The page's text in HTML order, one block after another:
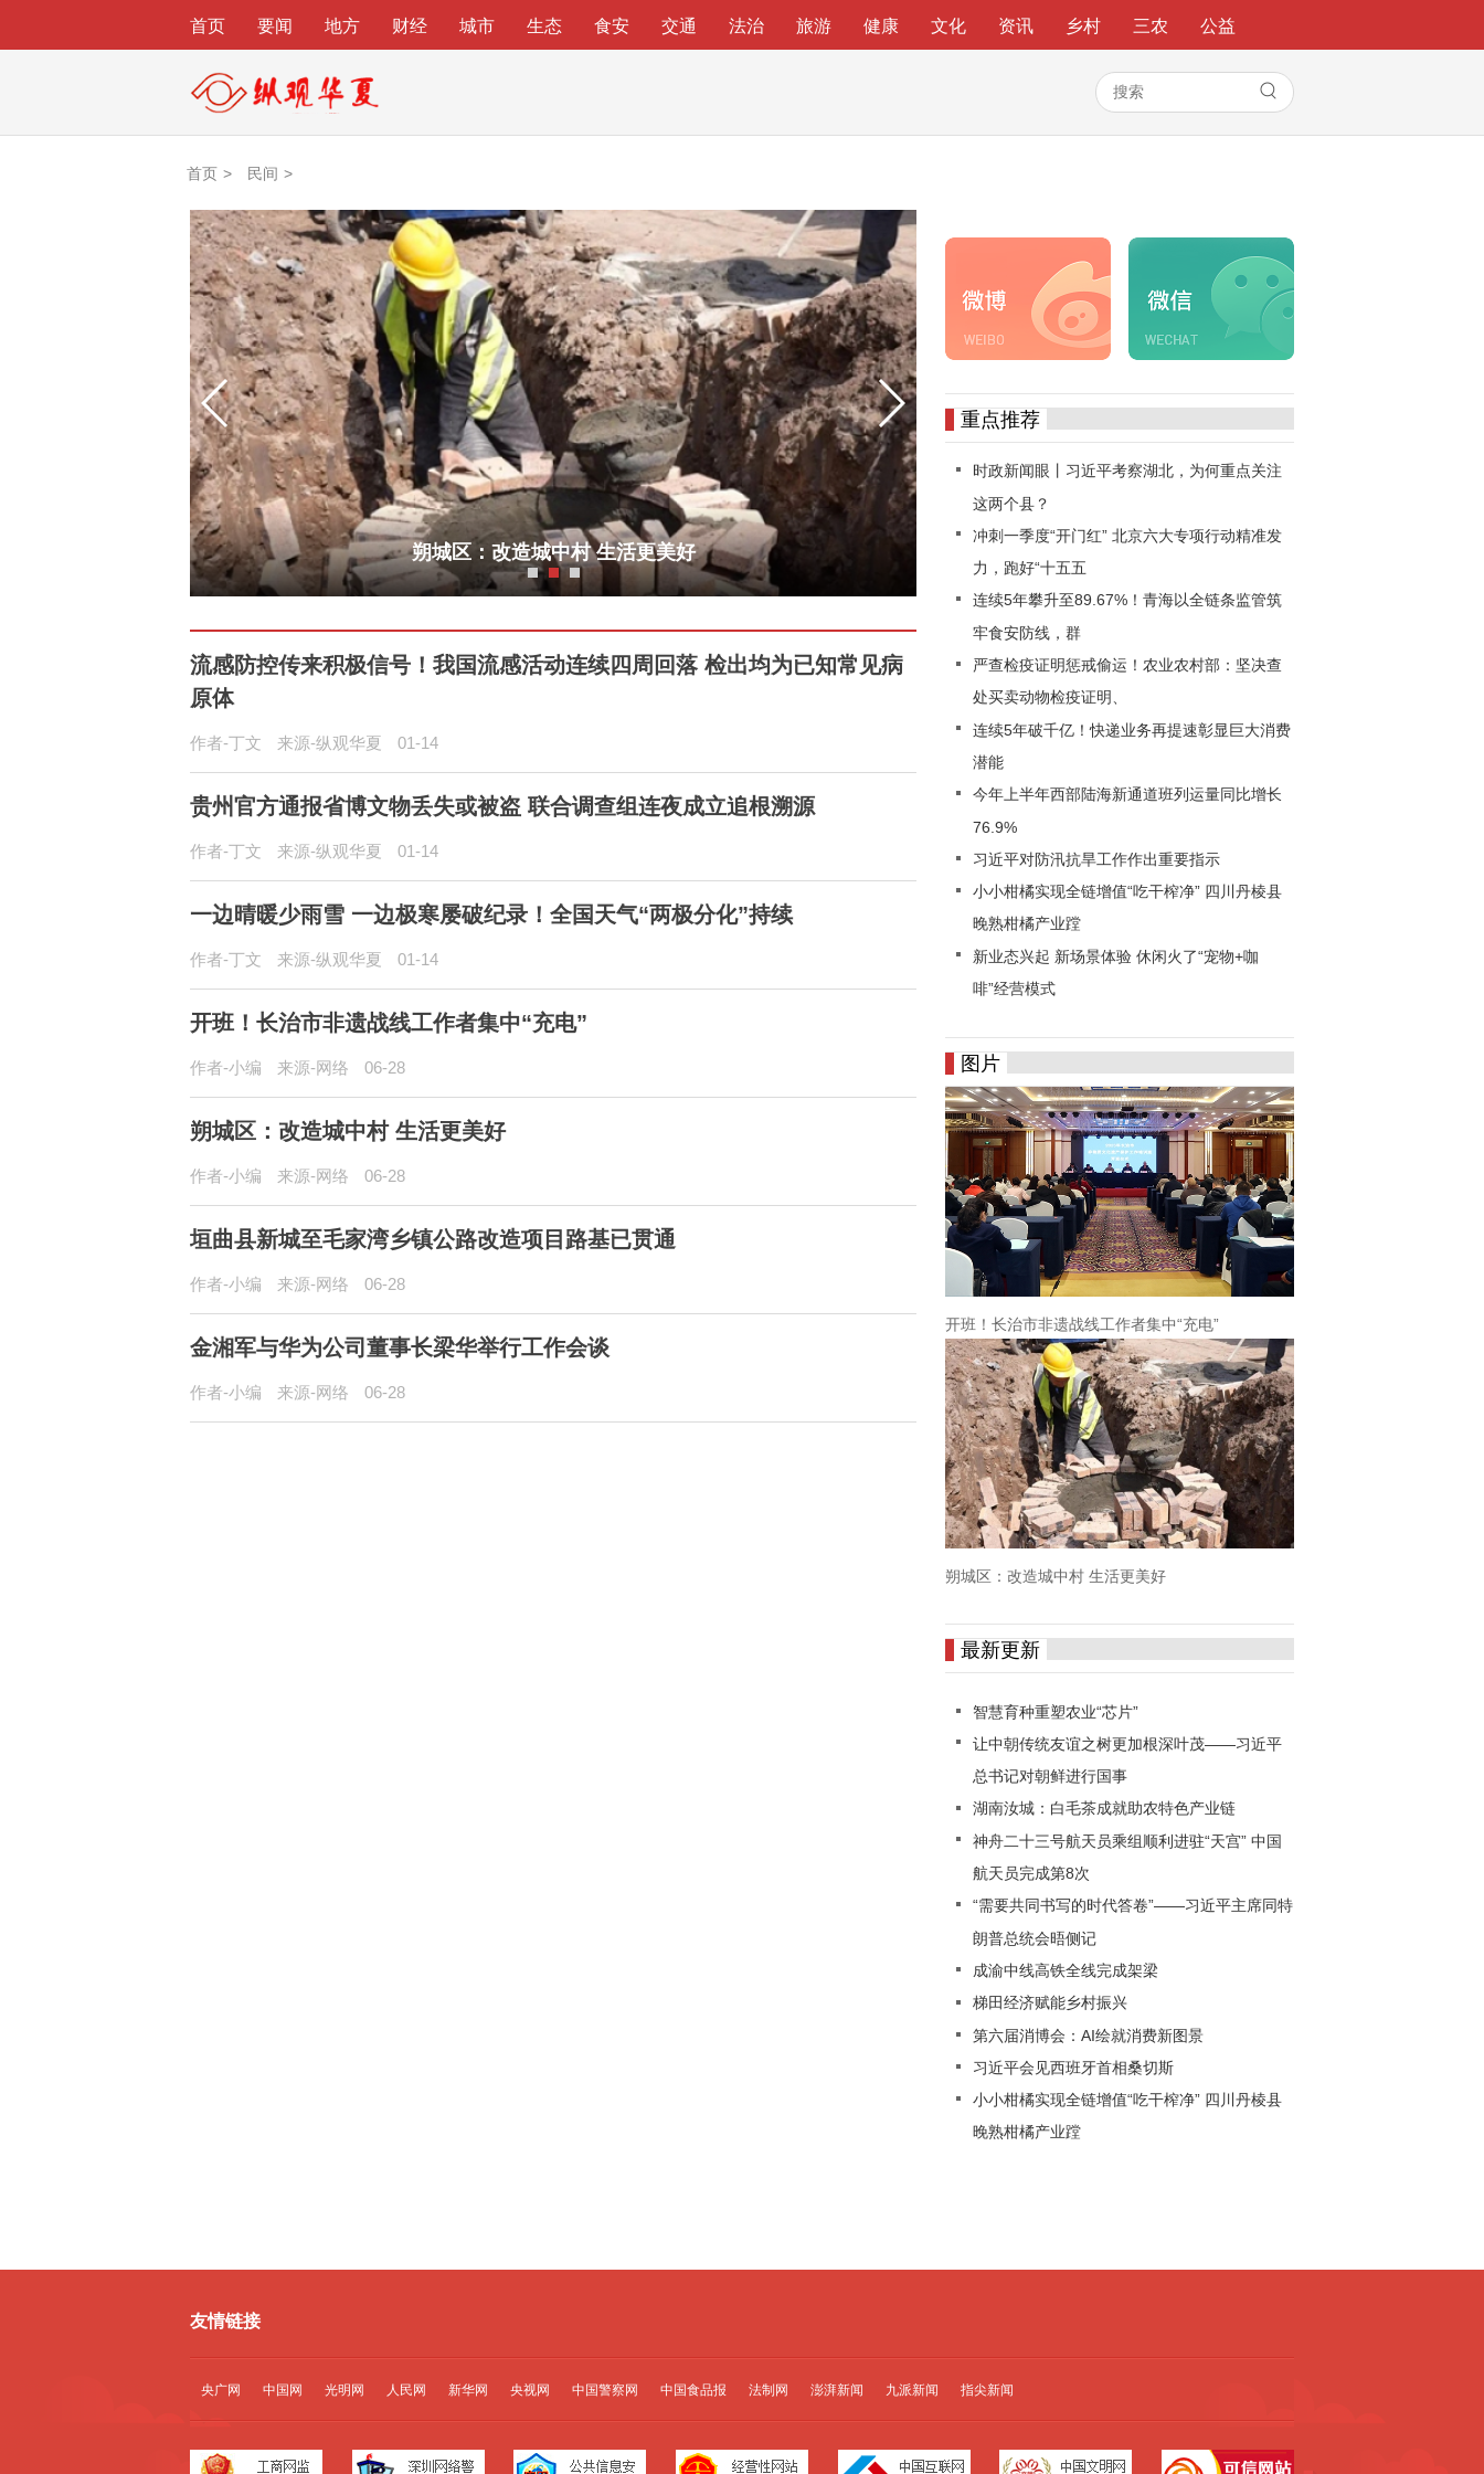
首页 要闻 地方 财经 城市 生态 食安 交通 法治 旅游 健康 文化 资讯 乡村 三农 公益
国际
首页 民间
朔城区：改造城中村 生活更美好
流感防控传来积极信号！我国流感活动连续四周回落 检出均为已知常见病
原体
作者-丁文 来源-纵观华夏 01-14
贵州官方通报省博文物丢失或被盗 联合调查组连夜成立追根溯源
作者-丁文 来源-纵观华夏 01-14
一边晴暖少雨雪 一边极寒屡破纪录！全国天气“两极分化”持续
作者-丁文 来源-纵观华夏 01-14
开班！长治市非遗战线工作者集中“充电”
作者-小编 来源-网络 06-28
朔城区：改造城中村 生活更美好
作者-小编 来源-网络 06-28
垣曲县新城至毛家湾乡镇公路改造项目路基已贯通
作者-小编 来源-网络 06-28
金湘军与华为公司董事长梁华举行工作会谈
作者-小编 来源-网络 06-28
重点推荐
时政新闻眼丨习近平考察湖北，为何重点关注
这两个县？
冲刺一季度“开门红” 北京六大专项行动精准发
力，跑好“十五五
连续5年攀升至89.67%！青海以全链条监管筑
牢食安防线，群
严查检疫证明惩戒偷运！农业农村部：坚决查
处买卖动物检疫证明、
连续5年破千亿！快递业务再提速彰显巨大消费
潜能
今年上半年西部陆海新通道班列运量同比增长
76.9%
习近平对防汛抗旱工作作出重要指示
小小柑橘实现全链增值“吃干榨净” 四川丹棱县
晚熟柑橘产业蹚
新业态兴起 新场景体验 休闲火了“宠物+咖
啡”经营模式
图片
开班！长治市非遗战线工作者集中“充电”
朔城区：改造城中村 生活更美好
最新更新
智慧育种重塑农业“芯片”
让中朝传统友谊之树更加根深叶茂——习近平
总书记对朝鲜进行国事
湖南汝城：白毛茶成就助农特色产业链
神舟二十三号航天员乘组顺利进驻“天宫” 中国
航天员完成第8次
“需要共同书写的时代答卷”——习近平主席同特
朗普总统会晤侧记
成渝中线高铁全线完成架梁
梯田经济赋能乡村振兴
第六届消博会：AI绘就消费新图景
习近平会见西班牙首相桑切斯
小小柑橘实现全链增值“吃干榨净” 四川丹棱县
晚熟柑橘产业蹚
友情链接
央广网 中国网 光明网 人民网 新华网 央视网 中国警察网 中国食品报 法制网 澎湃新闻 九派新闻 指尖新闻